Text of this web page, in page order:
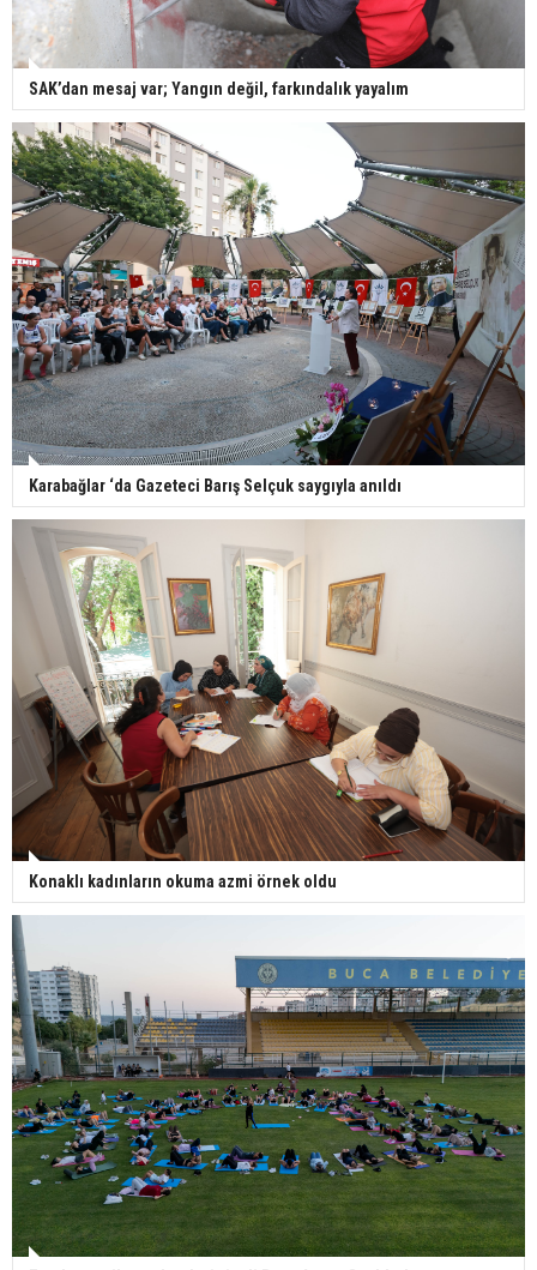
SAK’dan mesaj var; Yangın değil, farkındalık yayalım
Karabağlar ‘da Gazeteci Barış Selçuk saygıyla anıldı
Konaklı kadınların okuma azmi örnek oldu